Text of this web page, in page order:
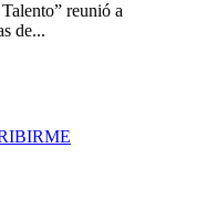
reunió a
de...